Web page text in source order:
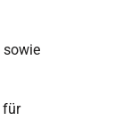
sowie
für